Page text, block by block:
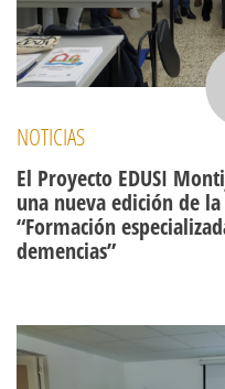
NOTICIAS
El Proyecto EDUSI
una nueva edición de
“Formación
demencias”